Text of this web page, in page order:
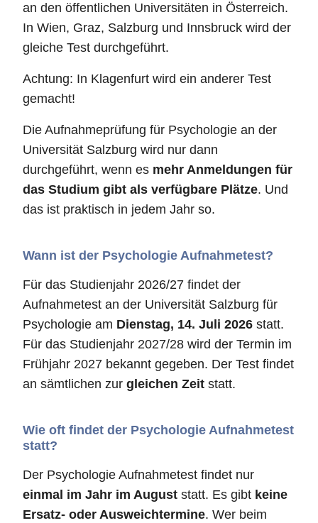
an den öffentlichen Universitäten in Österreich.
In Wien, Graz, Salzburg und Innsbruck wird der
gleiche Test durchgeführt.
Achtung: In Klagenfurt wird ein anderer Test
gemacht!
Die Aufnahmeprüfung für Psychologie an der
Universität Salzburg wird nur dann
durchgeführt, wenn es mehr Anmeldungen für
das Studium gibt als verfügbare Plätze. Und
das ist praktisch in jedem Jahr so.
Wann ist der Psychologie Aufnahmetest?
Für das Studienjahr 2026/27 findet der
Aufnahmetest an der Universität Salzburg für
Psychologie am Dienstag, 14. Juli 2026 statt.
Für das Studienjahr 2027/28 wird der Termin im
Frühjahr 2027 bekannt gegeben. Der Test findet
an sämtlichen zur gleichen Zeit statt.
Wie oft findet der Psychologie Aufnahmetest
statt?
Der Psychologie Aufnahmetest findet nur
einmal im Jahr im August statt. Es gibt keine
Ersatz- oder Ausweichtermine. Wer beim